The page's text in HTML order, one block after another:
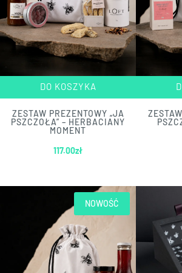
DO KOSZYKA
ZESTAW PREZENTOWY „JA
PSZCZOŁA” – HERBACIANY
MOMENT
117.00zł
NOWOŚĆ